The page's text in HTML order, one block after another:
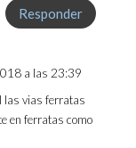
Responder
a las 23:39
las vias ferratas
en ferratas como